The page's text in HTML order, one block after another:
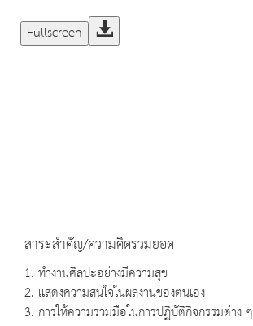
Fullscreen
สาระสำคัญ/ความคิดรวมยอด
1. ทำงานศิลปะอย่างมีความสุข
2. แสดงความสนใจในผลงานของตนเอง
3. การให้ความร่วมมือในการปฏิบัติกิจกรรมต่าง ๆ